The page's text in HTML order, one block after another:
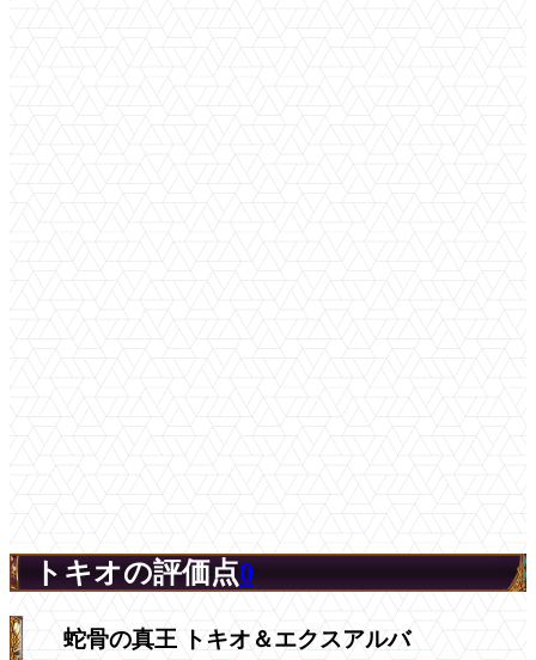
トキオの評価点0
蛇骨の真王 トキオ＆エクスアルバ